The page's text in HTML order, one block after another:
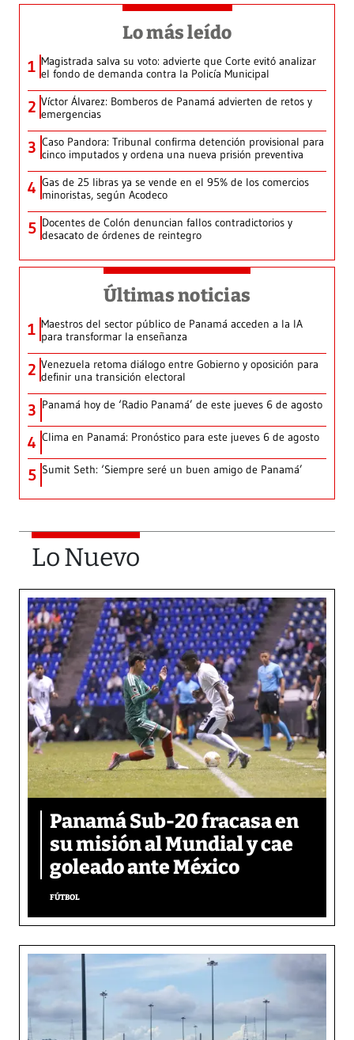
Lo más leído
1 Magistrada salva su voto: advierte que Corte evitó analizar
el fondo de demanda contra la Policía Municipal
2 Víctor Álvarez: Bomberos de Panamá advierten de retos y
emergencias
3 Caso Pandora: Tribunal confirma detención provisional para
cinco imputados y ordena una nueva prisión preventiva
4 Gas de 25 libras ya se vende en el 95% de los comercios
minoristas, según Acodeco
5 Docentes de Colón denuncian fallos contradictorios y
desacato de órdenes de reintegro
Últimas noticias
1 Maestros del sector público de Panamá acceden a la IA
para transformar la enseñanza
2 Venezuela retoma diálogo entre Gobierno y oposición para
definir una transición electoral
3 Panamá hoy de ‘Radio Panamá’ de este jueves 6 de agosto
4 Clima en Panamá: Pronóstico para este jueves 6 de agosto
5 Sumit Seth: ‘Siempre seré un buen amigo de Panamá’
Lo Nuevo
Panamá Sub-20 fracasa en
su misión al Mundial y cae
goleado ante México
FÚTBOL